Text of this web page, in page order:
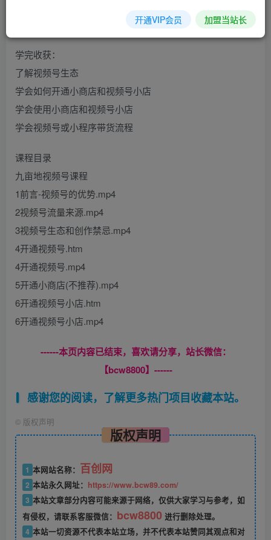
学完收获：
了解视频号生态
学会如何开通小商店和视频号小店
学会使用小商店和视频号小店
学会视频号或小程序带货流程
课程目录
九亩地视频号课程
1前言-视频号的优势.mp4
2视频号流量来源.mp4
3视频号生态和创作禁忌.mp4
4开通视频号.htm
4开通视频号.mp4
5开通小商店(不推荐).mp4
6开通视频号小店.htm
6开通视频号小店.mp4
------本页内容已结束，喜欢请分享，站长微信：
【bcw8800】------
感谢您的阅读，了解更多热门项目收藏本站。
© 版权声明
版权声明
1 本网站名称： 百创网
2 本站永久网址： https://www.bcw89.com/
3 本站文章部分内容可能来源于网络，仅供大家学习与参考，如
有侵权，请联系客服微信： bcw8800 进行删除处理。
4 本站一切资源不代表本站立场，并不代表本站赞同其观点和对
开通VIP会员 加盟当站长